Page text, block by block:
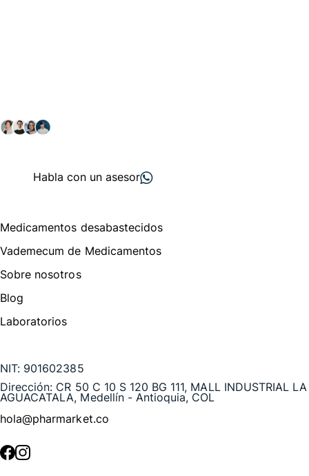
Habla con un asesor
Medicamentos desabastecidos
Vademecum de Medicamentos
Sobre nosotros
Blog
Laboratorios
NIT: 901602385
Dirección: CR 50 C 10 S 120 BG 111, MALL INDUSTRIAL LA
AGUACATALA, Medellín - Antioquia, COL
hola@pharmarket.co